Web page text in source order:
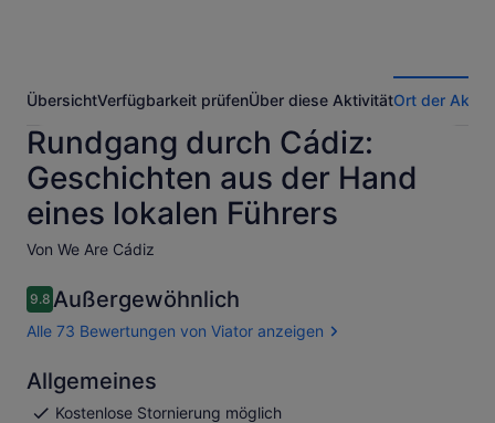
ÜbersichtVerfügbarkeit prüfenÜber diese AktivitätOrt der
Rundgang durch Cádiz:
Geschichten aus der Hand
eines lokalen Führers
Von We Are Cádiz
9.89.8 von 10
Außergewöhnlich
Alle 73 Bewertungen von Viator anzeigen
Allgemeines
Kostenlose Stornierung möglich